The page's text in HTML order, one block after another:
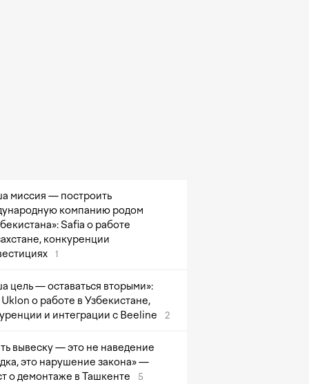
миссия — построить
компанию родом
Safia о работе
конкуренции
1
цель — оставаться вторыми»:
о работе в Узбекистане,
и интеграции с Beeline
2
вывеску — это не наведение
это нарушение закона» —
о демонтаже в Ташкенте
5